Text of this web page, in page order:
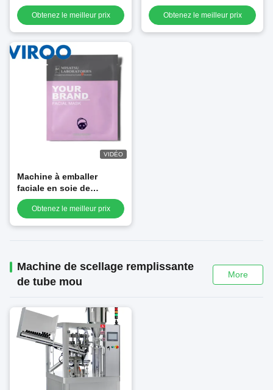
de paquet de masque
conduite une garantie
Obtenez le meilleur prix
automatique de système
d'alarme et machine à
Obtenez le meilleur prix
VIDÉO
Machine à emballer
faciale en soie de
fabrication de masque de
LMask de massage facial
Obtenez le meilleur prix
Machine de scellage remplissante
de tube mou
More